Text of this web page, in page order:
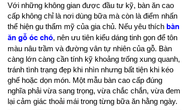
Với những không gian được đầu tư kỹ, bàn ăn cao
cấp không chỉ là nơi dùng bữa mà còn là điểm nhấn
thể hiện gu thẩm mỹ của gia chủ. Nếu yêu thích bàn
ăn gỗ óc chó, nên ưu tiên kiểu dáng tinh gọn để tôn
màu nâu trầm và đường vân tự nhiên của gỗ. Bàn
càng lớn càng cần tính kỹ khoảng trống xung quanh,
tránh tình trạng đẹp khi nhìn nhưng bất tiện khi kéo
ghế hoặc dọn món. Một mẫu bàn cao cấp đúng
nghĩa phải vừa sang trọng, vừa chắc chắn, vừa đem
lại cảm giác thoải mái trong từng bữa ăn hằng ngày.